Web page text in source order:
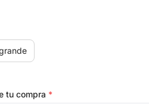
tu compra *